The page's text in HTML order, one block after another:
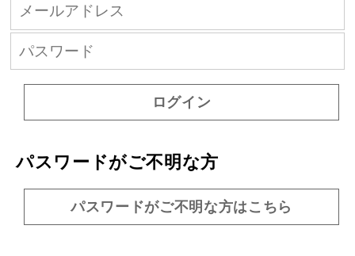
ログイン
パスワードがご不明な方
パスワードがご不明な方はこちら